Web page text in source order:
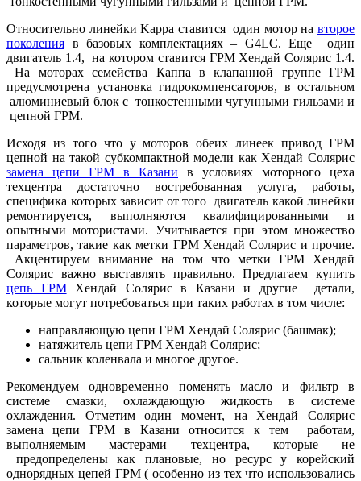
Относительно линейки Kappa ставится один мотор на второе
поколения в базовых комплектациях – G4LC. Еще один
двигатель 1.4, на котором ставится ГРМ Хендай Солярис 1.4.
На моторах семейства Каппа в клапанной группе ГРМ
предусмотрена установка гидрокомпенсаторов, в остальном
алюминиевый блок с тонкостенными чугунными гильзами и
цепной ГРМ.
Исходя из того что у моторов обеих линеек привод ГРМ
цепной на такой субкомпактной модели как Хендай Солярис
замена цепи ГРМ в Казани в условиях моторного цеха
техцентра достаточно востребованная услуга, работы,
специфика которых зависит от того двигатель какой линейки
ремонтируется, выполняются квалифицированными и
опытными мотористами. Учитывается при этом множество
параметров, такие как метки ГРМ Хендай Солярис и прочие.
Акцентируем внимание на том что метки ГРМ Хендай
Солярис важно выставлять правильно. Предлагаем купить
цепь ГРМХендай Солярис в Казани и другие детали,
которые могут потребоваться при таких работах в том числе:
направляющую цепи ГРМ Хендай Солярис (башмак);
натяжитель цепи ГРМ Хендай Солярис;
сальник коленвала и многое другое.
Рекомендуем одновременно поменять масло и фильтр в
системе смазки, охлаждающую жидкость в системе
охлаждения. Отметим один момент, на Хендай Солярис
замена цепи ГРМ в Казани относится к тем работам,
выполняемым мастерами техцентра, которые не
предопределены как плановые, но ресурс у корейский
однорядных цепей ГРМ ( особенно из тех что использовались